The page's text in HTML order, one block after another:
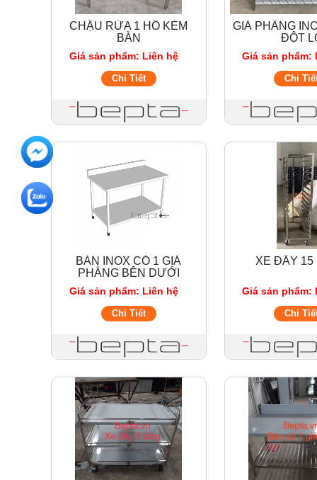
CHẬU RỬA 1 HỐ KÈM
BÀN
Giá sản phẩm: Liên hệ
Chi Tiết
GIÁ PHẲNG
ĐỘT
Giá sản phẩm:
Chi
BÀN INOX CÓ 1 GIÁ
PHẲNG BÊN DƯỚI
Giá sản phẩm: Liên hệ
Chi Tiết
XE ĐẨY 15
Giá sản phẩm:
Chi